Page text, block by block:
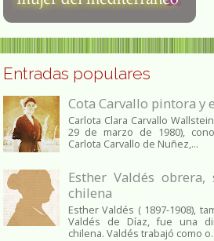
Entradas populares
Cota Carvallo pintora y
Carlota Clara Carvallo
29 de marzo de 1980),
Carlota Carvallo de Nuñez,...
Esther Valdés
chilena
Esther Valdés ( 1897-1908),
Valdés de Díaz, fue una
chilena. Valdés trabajó como